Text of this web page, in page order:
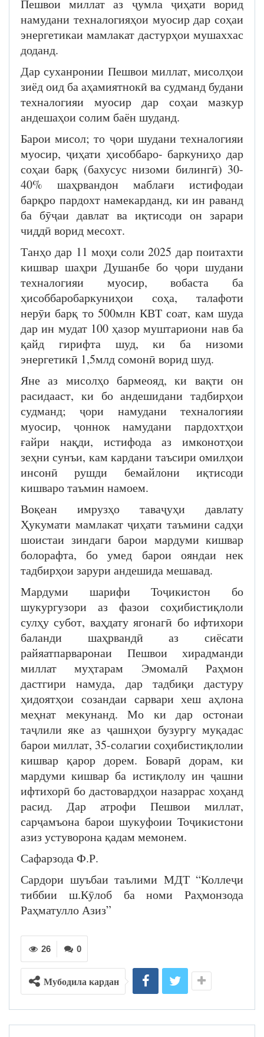
Пешвои миллат аз ҷумла ҷиҳати ворид
намудани техналогияҳои муосир дар соҳаи
энергетикаи мамлакат дастурҳои мушаххас
доданд.
Дар суханронии Пешвои миллат, мисолҳои
зиёд оид ба аҳамиятнокӣ ва судманд будани
техналогияи муосир дар соҳаи мазкур
андешаҳои солим баён шуданд.
Барои мисол; то ҷори шудани техналогияи
муосир, ҷиҳати ҳисоббаро- баркуниҳо дар
соҳаи барқ (бахусус низоми билингӣ) 30-
40% шаҳрвандон маблағи истифодаи
барқро пардохт намекарданд, ки ин раванд
ба бӯҷаи давлат ва иқтисоди он зарари
чиддӣ ворид месохт.
Танҳо дар 11 моҳи соли 2025 дар поитахти
кишвар шаҳри Душанбе бо ҷори шудани
техналогияи муосир, вобаста ба
ҳисоббаробаркуниҳои соҳа, талафоти
нерӯи барқ то 500млн КВТ соат, кам шуда
дар ин мудат 100 ҳазор муштариони нав ба
қайд гирифта шуд, ки ба низоми
энергетикӣ 1,5млд сомонӣ ворид шуд.
Яне аз мисолҳо бармеояд, ки вақти он
расидааст, ки бо андешидани тадбирҳои
судманд; ҷори намудани техналогияи
муосир, ҷоннок намудани пардохтҳои
ғайри нақди, истифода аз имконотҳои
зеҳни сунъи, кам кардани таъсири омилҳои
инсонӣ рушди бемайлони иқтисоди
кишваро таъмин намоем.
Воқеан имрузҳо таваҷуҳи давлату
Ҳукумати мамлакат ҷиҳати таъмини садҳи
шоистаи зиндаги барои мардуми кишвар
болорафта, бо умед барои ояндаи нек
тадбирҳои зарури андешида мешавад.
Мардуми шарифи Тоҷикистон бо
шукургузори аз фазои соҳибистиқлоли
сулҳу субот, ваҳдату ягонагӣ бо ифтихори
баланди шаҳрвандӣ аз сиёсати
райяатпарваронаи Пешвои хирадманди
миллат муҳтарам Эмомалӣ Раҳмон
дастгири намуда, дар тадбиқи дастуру
ҳидоятҳои созандаи сарвари хеш аҳлона
меҳнат мекунанд. Мо ки дар остонаи
таҷлили яке аз ҷашнҳои бузургу муқадас
барои миллат, 35-солагии соҳибистиқлолии
кишвар қарор дорем. Боварӣ дорам, ки
мардуми кишвар ба истиқлолу ин ҷашни
ифтихорӣ бо дастовардҳои назаррас хоҳанд
расид. Дар атрофи Пешвои миллат,
сарҷамъона барои шукуфоии Тоҷикистони
азиз устуворона қадам мемонем.
Сафарзода Ф.Р.
Сардори шуъбаи таълими МДТ “Коллеҷи
тиббии ш.Кӯлоб ба номи Раҳмонзода
Раҳматулло Азиз”
0
26
Мубодила кардан